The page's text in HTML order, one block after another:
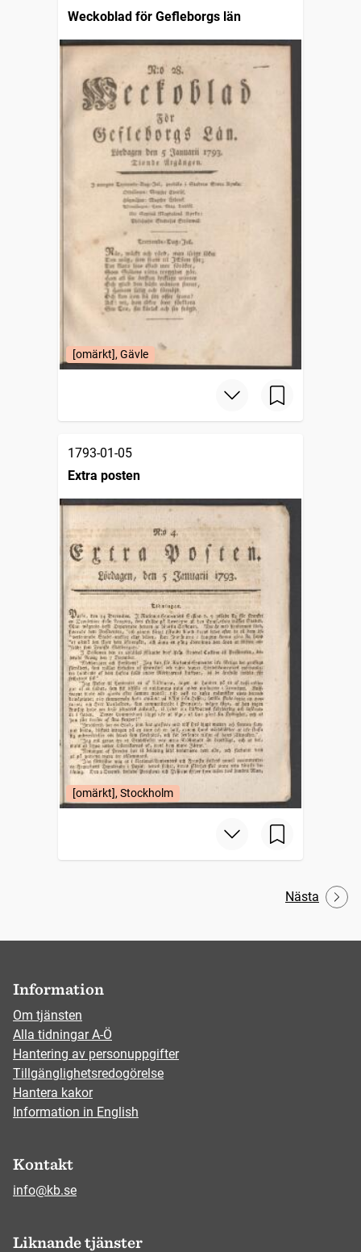
Weckoblad för Gefleborgs län
[omärkt], Gävle
1793-01-05
Extra posten
[omärkt], Stockholm
Nästa
Information
Om tjänsten
Alla tidningar A-Ö
Hantering av personuppgifter
Tillgänglighetsredogörelse
Hantera kakor
Information in English
Kontakt
info@kb.se
Liknande tjänster